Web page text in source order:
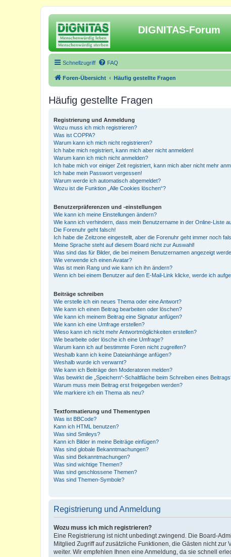
DIGNITAS-Forum
Schnellzugriff FAQ
Foren-Übersicht Häufig gestellte Fragen
Häufig gestellte Fragen
Registrierung und Anmeldung
Wozu muss ich mich registrieren?
Was ist COPPA?
Warum kann ich mich nicht registrieren?
Ich habe mich registriert, kann mich aber nicht anmelden!
Warum kann ich mich nicht anmelden?
Ich habe mich vor einiger Zeit registriert, kann mich aber nicht mehr
Ich habe mein Passwort vergessen!
Warum werde ich automatisch abgemeldet?
Wozu ist die Funktion „Alle Cookies löschen“?
Benutzerpräferenzen und -einstellungen
Wie kann ich meine Einstellungen ändern?
Wie kann ich verhindern, dass mein Benutzername in der Online-Liste
Die Forenuhr geht falsch!
Ich habe die Zeitzone eingestellt, aber die Forenuhr geht immer noch
Meine Sprache steht auf diesem Board nicht zur Auswahl!
Was sind das für Bilder, die bei meinem Benutzernamen angezeigt
Wie verwende ich einen Avatar?
Was ist mein Rang und wie kann ich ihn ändern?
Wenn ich bei einem Benutzer auf den E-Mail-Link klicke, werde ich
Beiträge schreiben
Wie erstelle ich ein neues Thema oder eine Antwort?
Wie kann ich einen Beitrag bearbeiten oder löschen?
Wie kann ich meinem Beitrag eine Signatur anfügen?
Wie kann ich eine Umfrage erstellen?
Wieso kann ich nicht mehr Antwortmöglichkeiten erstellen?
Wie bearbeite oder lösche ich eine Umfrage?
Warum kann ich auf bestimmte Foren nicht zugreifen?
Weshalb kann ich keine Dateianhänge anfügen?
Weshalb wurde ich verwarnt?
Wie kann ich Beiträge den Moderatoren melden?
Was bewirkt die „Speichern“-Schaltfläche beim Schreiben eines
Warum muss mein Beitrag erst freigegeben werden?
Wie markiere ich ein Thema als neu?
Textformatierung und Thementypen
Was ist BBCode?
Kann ich HTML benutzen?
Was sind Smileys?
Kann ich Bilder in meine Beiträge einfügen?
Was sind globale Bekanntmachungen?
Was sind Bekanntmachungen?
Was sind wichtige Themen?
Was sind geschlossene Themen?
Was sind Themen-Symbole?
Registrierung und Anmeldung
Wozu muss ich mich registrieren?
Eine Registrierung ist nicht unbedingt zwingend. Die Board-
Mitglied Zugriff auf zusätzliche Funktionen, die Gästen nicht
weiter. Wir empfehlen Ihnen eine Anmeldung, da sie schnell